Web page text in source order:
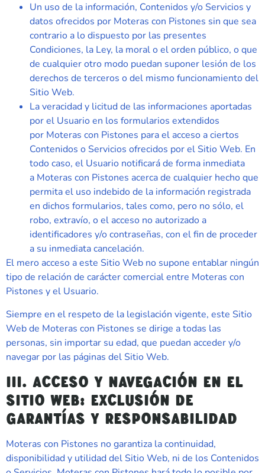
Un uso de la información, Contenidos y/o Servicios y
datos ofrecidos por Moteras con Pistones sin que sea
contrario a lo dispuesto por las presentes
Condiciones, la Ley, la moral o el orden público, o que
de cualquier otro modo puedan suponer lesión de los
derechos de terceros o del mismo funcionamiento del
Sitio Web.
La veracidad y licitud de las informaciones aportadas
por el Usuario en los formularios extendidos
por Moteras con Pistones para el acceso a ciertos
Contenidos o Servicios ofrecidos por el Sitio Web. En
todo caso, el Usuario notificará de forma inmediata
a Moteras con Pistones acerca de cualquier hecho que
permita el uso indebido de la información registrada
en dichos formularios, tales como, pero no sólo, el
robo, extravío, o el acceso no autorizado a
identificadores y/o contraseñas, con el fin de proceder
a su inmediata cancelación.
El mero acceso a este Sitio Web no supone entablar ningún
tipo de relación de carácter comercial entre Moteras con
Pistones y el Usuario.
Siempre en el respeto de la legislación vigente, este Sitio
Web de Moteras con Pistones se dirige a todas las
personas, sin importar su edad, que puedan acceder y/o
navegar por las páginas del Sitio Web.
III. ACCESO Y NAVEGACIÓN EN EL
SITIO WEB: EXCLUSIÓN DE
GARANTÍAS Y RESPONSABILIDAD
Moteras con Pistones no garantiza la continuidad,
disponibilidad y utilidad del Sitio Web, ni de los Contenidos